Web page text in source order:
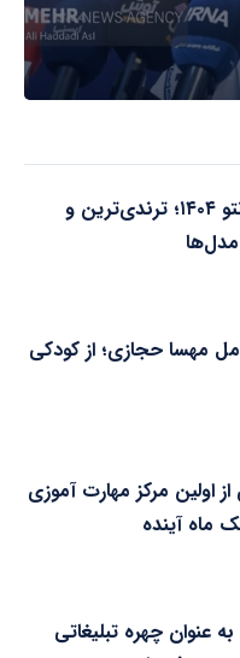
۱۵ مدل مانتو ۱۴۰۴؛ ترندی‌ترین و
مهسا حجازی؛ از کودکی
از اولین مرکز مهارت آموزی
ماه آینده
عنوان چهره تبلیغاتی